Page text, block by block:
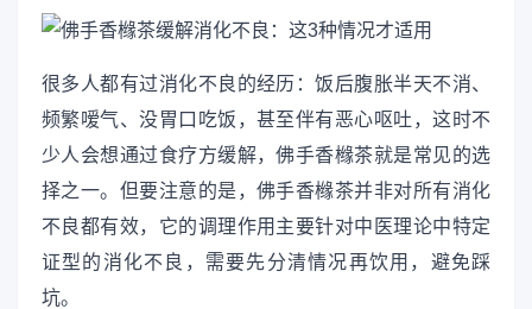
很多人都有过消化不良的经历：饭后腹胀半天不消、
频繁嗳气、没胃口吃饭，甚至伴有恶心呕吐，这时不
少人会想通过食疗方缓解，佛手香橼茶就是常见的选
择之一。但要注意的是，佛手香橼茶并非对所有消化
不良都有效，它的调理作用主要针对中医理论中特定
证型的消化不良，需要先分清情况再饮用，避免踩
坑。